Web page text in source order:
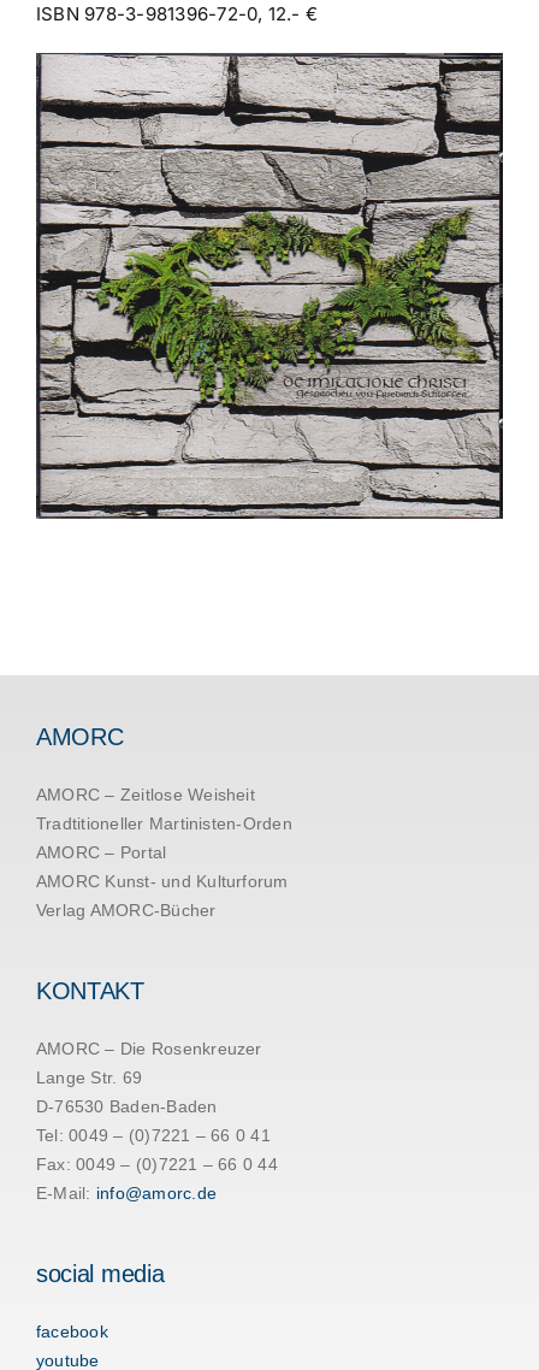
ISBN 978-3-981396-72-0, 12.- €
AMORC
AMORC – Zeitlose Weisheit
Tradtitioneller Martinisten-Orden
AMORC – Portal
AMORC Kunst- und Kulturforum
Verlag AMORC-Bücher
KONTAKT
AMORC – Die Rosenkreuzer
Lange Str. 69
D-76530 Baden-Baden
Tel: 0049 – (0)7221 – 66 0 41
Fax: 0049 – (0)7221 – 66 0 44
E-Mail: info@amorc.de
social media
facebook
youtube